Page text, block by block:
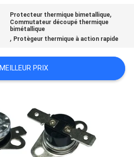
Protecteur thermique bimetallique,
Commutateur découpé thermique
bimétallique
, Protègeur thermique à action rapide
MEILLEUR PRIX